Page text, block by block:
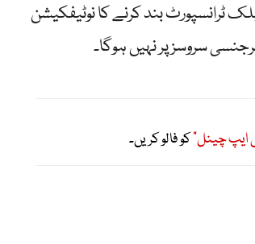
پبلک ٹرانسپورٹ بند کرنے کا نوٹیفکیشن
سروسز پر نہیں ہوگا۔
ایپ چینل"کو فالو کریں۔